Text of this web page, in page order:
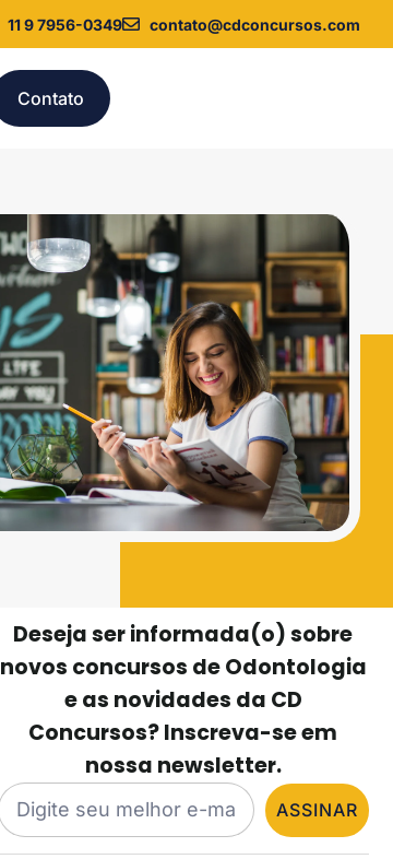
11 9 7956-0349 contato@cdconcursos.com
Contato
Deseja ser informada(o) sobre
novos concursos de Odontologia
e as novidades da CD
Concursos? Inscreva-se em
nossa newsletter.
ASSINAR